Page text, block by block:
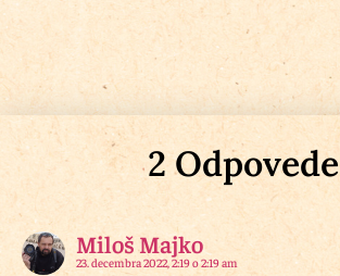
2 Odpovede
Miloš Majko
23. decembra 2022, 2:19 o 2:19 am